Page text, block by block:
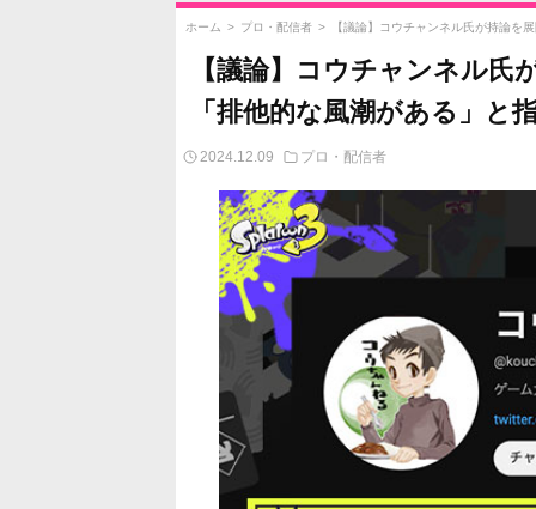
ホーム > プロ・配信者 > 【議論】コウチャンネル氏が持論を
【議論】コウチャンネル氏
「排他的な風潮がある」と
2024.12.09 プロ・配信者